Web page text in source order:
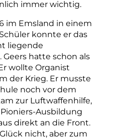
immer wichtig.
im Emsland in einem
konnte er das
liegende
hatte schon als
wollte Organist
der Krieg. Er musste
noch vor dem
zur Luftwaffenhilfe,
Ausbildung
direkt an die Front.
nicht, aber zum